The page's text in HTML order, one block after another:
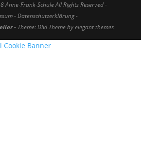
Anne-Frank-SchuleAll Rights Reserved -
- Datenschutzerklärung -
- Theme: Divi Theme by elegant themes
Cookie Banner